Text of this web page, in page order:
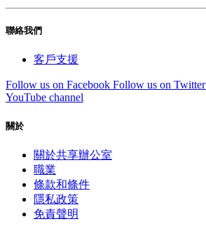
聯絡我們
客戶支援
Follow us on Facebook Follow us on Twitter
YouTube channel
關於
關於共享辦公室
職業
條款和條件
隱私政策
免責聲明